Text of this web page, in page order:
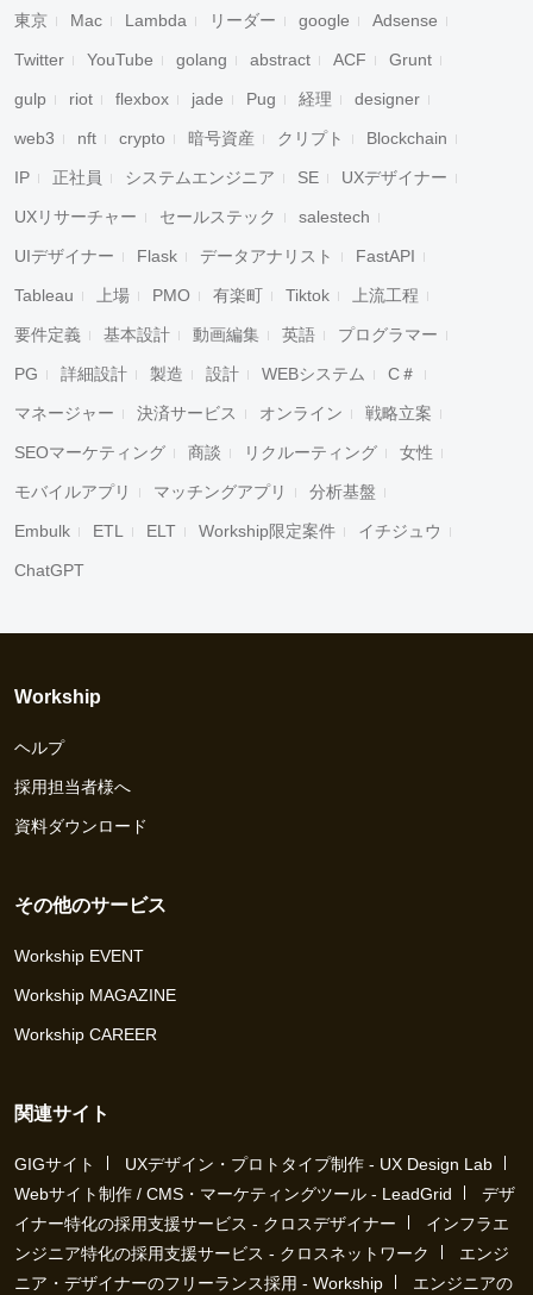
東京 Mac Lambda リーダー google Adsense
Twitter YouTube golang abstract ACF Grunt
gulp riot flexbox jade Pug 経理 designer
web3 nft crypto 暗号資産 クリプト Blockchain
IP 正社員 システムエンジニア SE UXデザイナー
UXリサーチャー セールステック salestech
UIデザイナー Flask データアナリスト FastAPI
Tableau 上場 PMO 有楽町 Tiktok 上流工程
要件定義 基本設計 動画編集 英語 プログラマー
PG 詳細設計 製造 設計 WEBシステム C＃
マネージャー 決済サービス オンライン 戦略立案
SEOマーケティング 商談 リクルーティング 女性
モバイルアプリ マッチングアプリ 分析基盤
Embulk ETL ELT Workship限定案件 イチジュウ
ChatGPT
Workship
ヘルプ
採用担当者様へ
資料ダウンロード
その他のサービス
Workship EVENT
Workship MAGAZINE
Workship CAREER
関連サイト
GIGサイト
UXデザイン・プロトタイプ制作 - UX Design Lab
Webサイト制作 / CMS・マーケティングツール - LeadGrid
デザ
イナー特化の採用支援サービス - クロスデザイナー
インフラエ
ンジニア特化の採用支援サービス - クロスネットワーク
エンジ
ニア・デザイナーのフリーランス採用 - Workship
エンジニアの